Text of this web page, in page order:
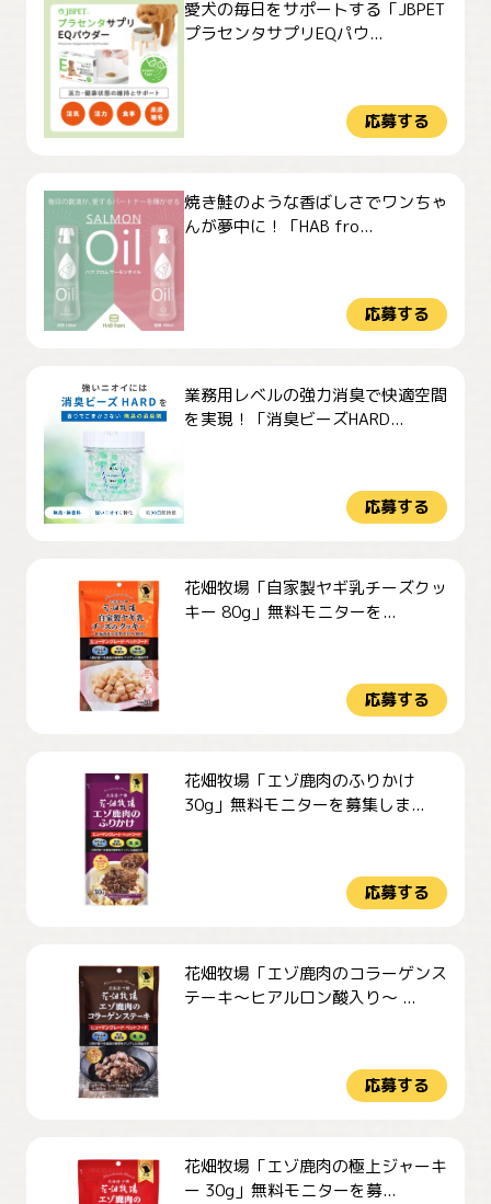
愛犬の毎日をサポートする「JBPET
プラセンタサプリEQパウ...
応募する
焼き鮭のような香ばしさでワンちゃ
んが夢中に！「HAB fro...
応募する
業務用レベルの強力消臭で快適空間
を実現！「消臭ビーズHARD...
応募する
花畑牧場「自家製ヤギ乳チーズクッ
キー 80g」無料モニターを...
応募する
花畑牧場「エゾ鹿肉のふりかけ
30g」無料モニターを募集しま...
応募する
花畑牧場「エゾ鹿肉のコラーゲンス
テーキ～ヒアルロン酸入り～ ...
応募する
花畑牧場「エゾ鹿肉の極上ジャーキ
ー 30g」無料モニターを募...